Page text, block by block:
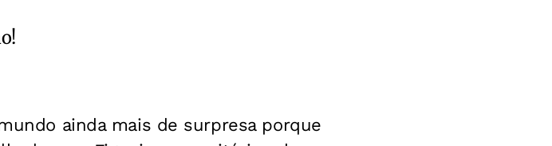
ainda mais de surpresa porque